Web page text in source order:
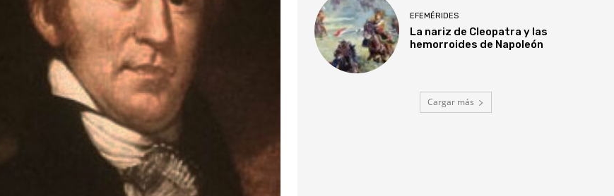
EFEMÉRIDES
La nariz de Cleopatra y las
hemorroides de Napoleón
Cargar más